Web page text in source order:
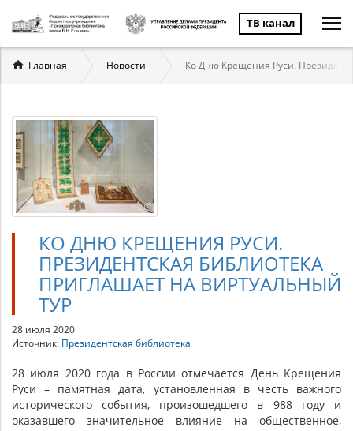
ТВ канал
Вы
здесь
Главная Новости Ко Дню Крещения Руси.
КО ДНЮ КРЕЩЕНИЯ РУСИ.
ПРЕЗИДЕНТСКАЯ БИБЛИОТЕКА
ПРИГЛАШАЕТ НА ВИРТУАЛЬНЫЙ
ТУР
28 июля 2020
Источник: Президентская библиотека
28 июля 2020 года в России отмечается День Крещения
Руси – памятная дата, установленная в честь важного
исторического события, произошедшего в 988 году и
оказавшего значительное влияние на общественное,